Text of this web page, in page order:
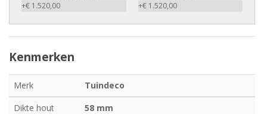
+€ 1.520,00
+€ 1.520,00
Kenmerken
Merk
Tuindeco
Dikte hout
58 mm